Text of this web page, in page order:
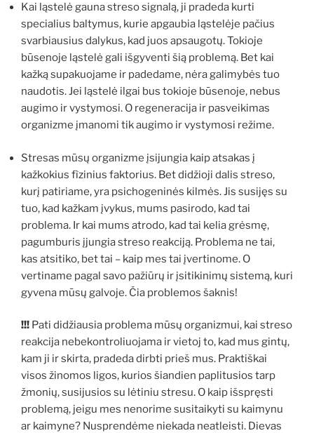
Kai ląstelė gauna streso signalą, ji pradeda kurti
specialius baltymus, kurie apgaubia ląstelėje pačius
svarbiausius dalykus, kad juos apsaugotų. Tokioje
būsenoje ląstelė gali išgyventi šią problemą. Bet kai
kažką supakuojame ir padedame, nėra galimybės tuo
naudotis. Jei ląstelė ilgai bus tokioje būsenoje, nebus
augimo ir vystymosi. O regeneracija ir pasveikimas
organizme įmanomi tik augimo ir vystymosi režime.
Stresas mūsų organizme įsijungia kaip atsakas į
kažkokius fìzinius faktorius. Bet didžioji dalis streso,
kurį patiriame, yra psichogeninės kilmės. Jis susijęs su
tuo, kad kažkam įvykus, mums pasirodo, kad tai
problema. Ir kai mums atrodo, kad tai kelia grėsmę,
pagumburis įjungia streso reakciją. Problema ne tai,
kas atsitiko, bet tai – kaip mes tai įvertinome. O
vertiname pagal savo pažiūrų ir įsitikinimų sistemą, kuri
gyvena mūsų galvoje. Čia problemos šaknis!
!!! Pati didžiausia problema mūsų organizmui, kai streso
reakcija nebekontroliuojama ir vietoj to, kad mus gintų,
kam ji ir skirta, pradeda dirbti prieš mus. Praktiškai
visos žinomos ligos, kurios šiandien paplitusios tarp
žmonių, susijusios su lėtiniu stresu. O kaip išspręsti
problemą, jeigu mes nenorime susitaikyti su kaimynu
ar kaimyne? Nusprendėme niekada neatleisti. Dievas